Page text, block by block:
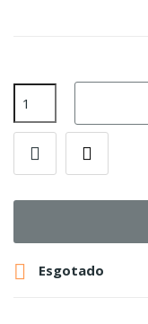
 Esgotado